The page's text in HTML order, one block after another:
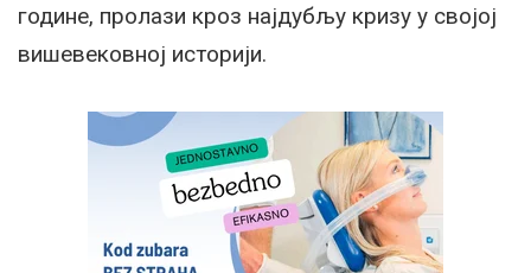
године, пролази кроз најдубљу кризу у својој
вишевековној историји.